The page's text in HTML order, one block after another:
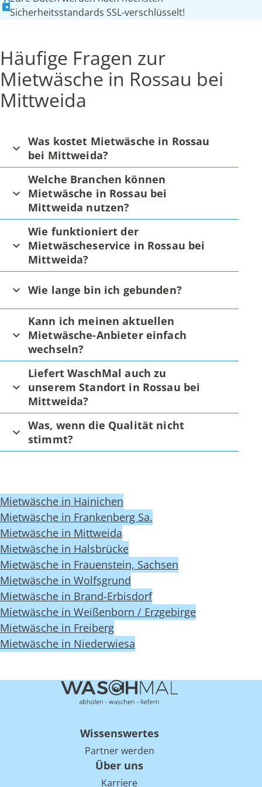
Sicherheitsstandards SSL-verschlüsselt!
Häufige Fragen zur
Mietwäsche in Rossau bei
Mittweida
Was kostet Mietwäsche in Rossau
bei Mittweida?
Welche Branchen können
Mietwäsche in Rossau bei
Mittweida nutzen?
Wie funktioniert der
Mietwäscheservice in Rossau bei
Mittweida?
Wie lange bin ich gebunden?
Kann ich meinen aktuellen
Mietwäsche-Anbieter einfach
wechseln?
Liefert WaschMal auch zu
unserem Standort in Rossau bei
Mittweida?
Was, wenn die Qualität nicht
stimmt?
Mietwäsche in Hainichen
Mietwäsche in Frankenberg Sa.
Mietwäsche in Mittweida
Mietwäsche in Halsbrücke
Mietwäsche in Frauenstein, Sachsen
Mietwäsche in Wolfsgrund
Mietwäsche in Brand-Erbisdorf
Mietwäsche in Weißenborn / Erzgebirge
Mietwäsche in Freiberg
Mietwäsche in Niederwiesa
Wissenswertes
Partner werden
Über uns
Karriere